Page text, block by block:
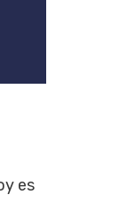
es